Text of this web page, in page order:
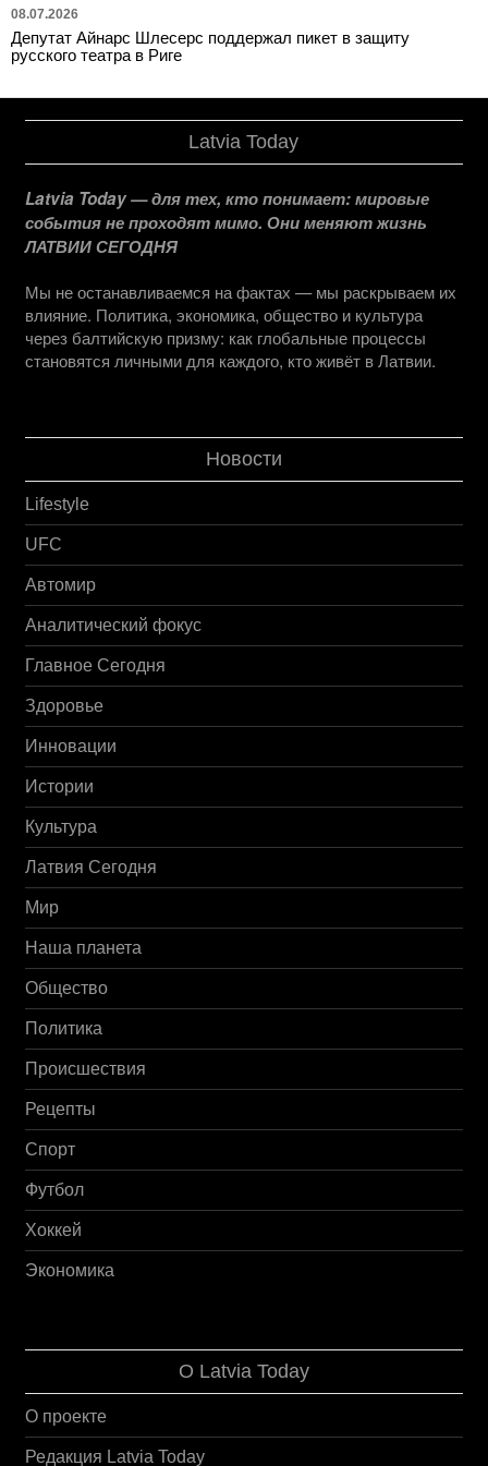
08.07.2026
Депутат Айнарс Шлесерс поддержал пикет в защиту
русского театра в Риге
Latvia Today
Latvia Today — для тех, кто понимает: мировые
события не проходят мимо. Они меняют жизнь
ЛАТВИИ СЕГОДНЯ
Мы не останавливаемся на фактах — мы раскрываем их
влияние. Политика, экономика, общество и культура
через балтийскую призму: как глобальные процессы
становятся личными для каждого, кто живёт в Латвии.
Новости
Lifestyle
UFC
Автомир
Аналитический фокус
Главное Сегодня
Здоровье
Инновации
Истории
Культура
Латвия Сегодня
Мир
Наша планета
Общество
Политика
Происшествия
Рецепты
Спорт
Футбол
Хоккей
Экономика
О Latvia Today
О проекте
Редакция Latvia Today